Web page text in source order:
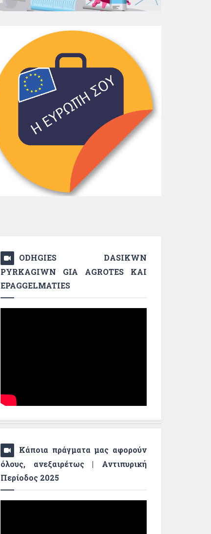
ODHGIES DASIKWN
PYRKAGIWN GIA AGROTES KAI
EPAGGELMATIES
Κάποια πράγματα μας αφορούν
όλους, ανεξαιρέτως | Αντιπυρική
Περίοδος 2025